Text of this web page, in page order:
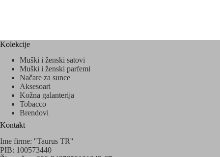
Kolekcije
Muški i ženski satovi
Muški i ženski parfemi
Načare za sunce
Aksesoari
Kožna galanterija
Tobacco
Brendovi
Kontakt
Ime firme: ''Taurus TR''
PIB: 100573440